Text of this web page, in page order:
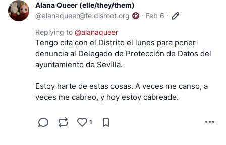
Alana Queer (elle/they/them)
@alanaqueer@fe.disroot.org · Feb 6 ·
Replying to @alanaqueer
Tengo cita con el Distrito el lunes para poner
denuncia al Delegado de Protección de Datos del
ayuntamiento de Sevilla.
Estoy harte de estas cosas. A veces me canso, a
veces me cabreo, y hoy estoy cabreade.
1